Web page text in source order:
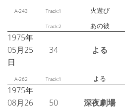
A-243 Track:1 火遊び
Track:2 あの彼
1975年
05月25
日
34 よる
A-262 Track:1 よる
1975年
08月26
50 深夜劇場